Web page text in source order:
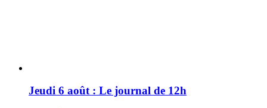
Jeudi 6 août : Le journal de 12h